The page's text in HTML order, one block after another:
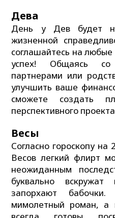
Дева
День у Дев будет
жизненной
соглашайтесь на
успех! Общаясь
партнерами или
улучшить ваше
сможете создать
перспективного
Весы
Согласно гороскопу
Весов легкий флирт
неожиданным
буквально
запорхают
мимолетный роман, а